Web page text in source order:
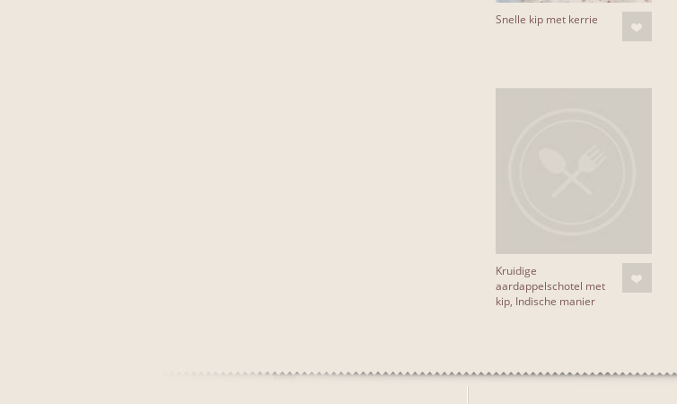
Snelle kip met kerrie
Kruidige
aardappelschotel met
kip, Indische manier